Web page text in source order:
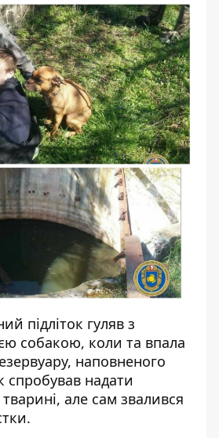
підліток гуляв з
собакою, коли та впала
наповненого
надати
але сам звалився